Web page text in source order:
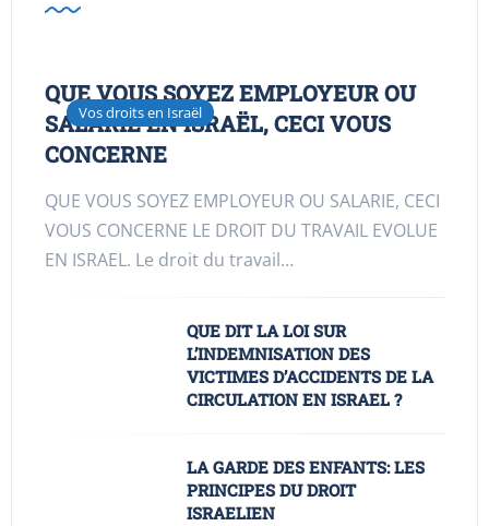
Vos droits en Israël
QUE VOUS SOYEZ EMPLOYEUR OU
SALARIE EN ISRAËL, CECI VOUS
CONCERNE
QUE VOUS SOYEZ EMPLOYEUR OU SALARIE, CECI
VOUS CONCERNE LE DROIT DU TRAVAIL EVOLUE
EN ISRAEL. Le droit du travail…
QUE DIT LA LOI SUR
L’INDEMNISATION DES
VICTIMES D’ACCIDENTS DE LA
CIRCULATION EN ISRAEL ?
LA GARDE DES ENFANTS: LES
PRINCIPES DU DROIT
ISRAELIEN